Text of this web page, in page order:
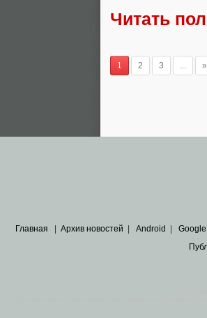
Читать
1 2 3 ... »
Главная Архив новостей Android Google